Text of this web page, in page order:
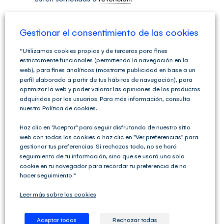
Por último, respecto a dónde incluir mención al tipo de
2, y distinguiendo las rentas exentas y no exentas, y la
base imponibledeberán calcularla conforme a lo
¡Comparte este contenido!
Facebook
X LinkedInWhatsApp
TelegramTumblrPinterestCorreo
electrónico
Deja tu comentario
Gestionar el consentimiento de las cookies
“Utilizamos cookies propias y de terceros para fines
estrictamente funcionales (permitiendo la navegación en la
web), para fines analíticos (mostrarte publicidad en base a un
perfil elaborado a partir de tus hábitos de navegación), para
optimizar la web y poder valorar las opiniones de los productos
adquiridos por los usuarios. Para más información, consulta
nuestra Política de cookies.
Haz clic en "Aceptar" para seguir disfrutando de nuestro sitio
web con todas las cookies o haz clic en "Ver preferencias" para
gestionar tus preferencias. Si rechazas todo, no se hará
seguimiento de tu información, sino que se usará una sola
cookie en tu navegador para recordar tu preferencia de no
hacer seguimiento.”
Leer más sobre las cookies
Aceptar todas Rechazar todas